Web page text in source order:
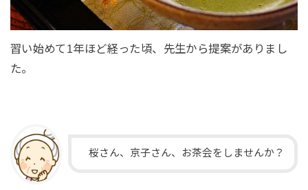
習い始めて1年ほど経った頃、先生から提案がありまし
た。
桜さん、京子さん、お茶会をしませんか？